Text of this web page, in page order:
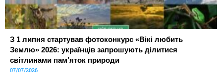
З 1 липня стартував фотоконкурс «Вікі любить
Землю» 2026: українців запрошують ділитися
світлинами пам’яток природи
07/07/2026